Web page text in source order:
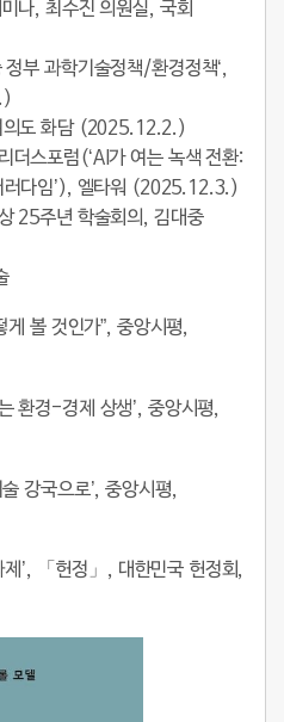
나, 최수진 의원실, 국회
부 과학기술정책/환경정책‘,
의도 화담 (2025.12.2.)
더스포럼(‘AI가 여는 녹색 전환:
러다임’), 엘타워 (2025.12.3.)
25주년 학술회의, 김대중
볼 것인가”, 중앙시평,
환경-경제 상생’, 중앙시평,
강국으로’, 중앙시평,
’, 「헌정」, 대한민국 헌정회,